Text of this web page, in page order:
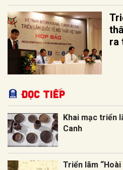
ra
Đọc tiếp
Khai mạc triển
Canh
Triển lãm